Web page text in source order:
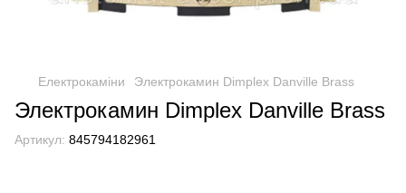
Електрокаміни Электрокамин Dimplex Danville Brass
Электрокамин Dimplex Danville Brass
Артикул: 845794182961